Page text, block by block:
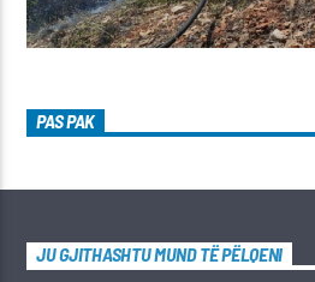
PAS PAK
JU GJITHASHTU MUND TË PËLQENI